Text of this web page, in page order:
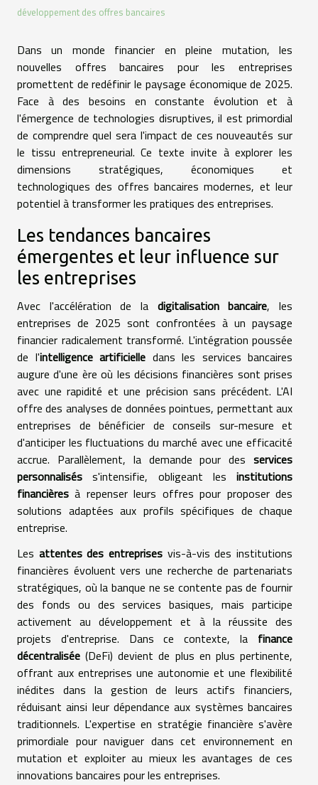
développement des offres bancaires
Dans un monde financier en pleine mutation, les
nouvelles offres bancaires pour les entreprises
promettent de redéfinir le paysage économique de 2025.
Face à des besoins en constante évolution et à
l'émergence de technologies disruptives, il est primordial
de comprendre quel sera l'impact de ces nouveautés sur
le tissu entrepreneurial. Ce texte invite à explorer les
dimensions stratégiques, économiques et
technologiques des offres bancaires modernes, et leur
potentiel à transformer les pratiques des entreprises.
Les tendances bancaires
émergentes et leur influence sur
les entreprises
Avec l'accélération de la digitalisation bancaire, les
entreprises de 2025 sont confrontées à un paysage
financier radicalement transformé. L'intégration poussée
de l'intelligence artificielle dans les services bancaires
augure d'une ère où les décisions financières sont prises
avec une rapidité et une précision sans précédent. L'AI
offre des analyses de données pointues, permettant aux
entreprises de bénéficier de conseils sur-mesure et
d'anticiper les fluctuations du marché avec une efficacité
accrue. Parallèlement, la demande pour des services
personnalisés s'intensifie, obligeant les institutions
financières à repenser leurs offres pour proposer des
solutions adaptées aux profils spécifiques de chaque
entreprise.
Les attentes des entreprises vis-à-vis des institutions
financières évoluent vers une recherche de partenariats
stratégiques, où la banque ne se contente pas de fournir
des fonds ou des services basiques, mais participe
activement au développement et à la réussite des
projets d'entreprise. Dans ce contexte, la finance
décentralisée (DeFi) devient de plus en plus pertinente,
offrant aux entreprises une autonomie et une flexibilité
inédites dans la gestion de leurs actifs financiers,
réduisant ainsi leur dépendance aux systèmes bancaires
traditionnels. L'expertise en stratégie financière s'avère
primordiale pour naviguer dans cet environnement en
mutation et exploiter au mieux les avantages de ces
innovations bancaires pour les entreprises.